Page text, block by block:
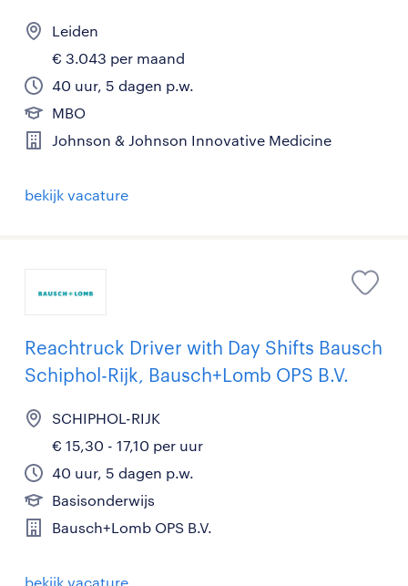
Leiden
€ 3.043 per maand
40 uur, 5 dagen p.w.
MBO
Johnson & Johnson Innovative Medicine
bekijk vacature
Reachtruck Driver with Day Shifts Bausch
Schiphol-Rijk, Bausch+Lomb OPS B.V.
SCHIPHOL-RIJK
€ 15,30 - 17,10 per uur
40 uur, 5 dagen p.w.
Basisonderwijs
Bausch+Lomb OPS B.V.
bekijk vacature